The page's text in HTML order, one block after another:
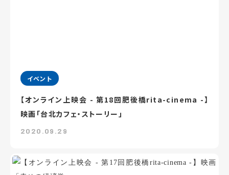
イベント
【オンライン上映会 - 第18回肥後橋rita-cinema -】
映画「台北カフェ・ストーリー」
2020.09.29